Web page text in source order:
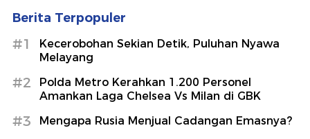
Berita Terpopuler
#1
Kecerobohan Sekian Detik, Puluhan Nyawa
Melayang
#2
Polda Metro Kerahkan 1.200 Personel
Amankan Laga Chelsea Vs Milan di GBK
#3 Mengapa Rusia Menjual Cadangan Emasnya?